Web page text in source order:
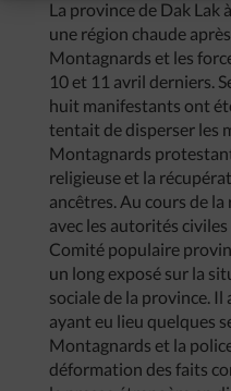
La province de Dak Lak
une région chaude
Montagnards et les
10 et 11 avril derniers.
huit manifestants ont
tentait de disperser les
Montagnards
religieuse et la
ancêtres. Au cours de
avec les autorités
Comité populaire
un long exposé sur la
sociale de la province.
ayant eu lieu quelques
Montagnards et la
déformation des faits